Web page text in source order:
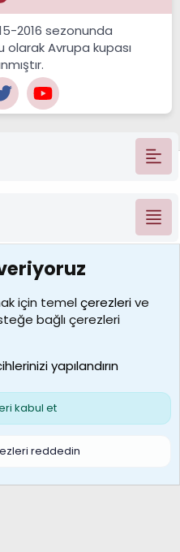
2016 sezonunda
Avrupa kupası
S
için temelçerezlerive
bağlı çerezleri
yapılandırın
kabul et
reddedin